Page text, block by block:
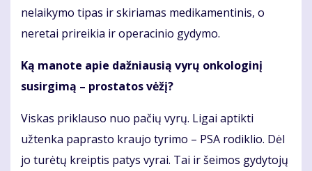
nelaikymo tipas ir skiriamas medikamentinis, o
neretai prireikia ir operacinio gydymo.
Ką manote apie dažniausią vyrų onkologinį
susirgimą – prostatos vėžį?
Viskas priklauso nuo pačių vyrų. Ligai aptikti
užtenka paprasto kraujo tyrimo – PSA rodiklio. Dėl
jo turėtų kreiptis patys vyrai. Tai ir šeimos gydytojų